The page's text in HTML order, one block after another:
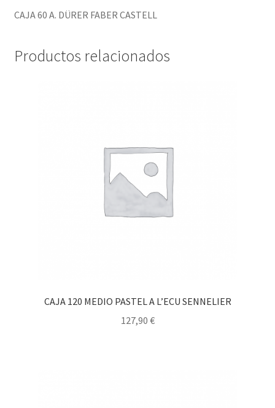
CAJA 60 A. DÜRER FABER CASTELL
Productos relacionados
CAJA 120 MEDIO PASTEL A L’ECU SENNELIER
127,90 €